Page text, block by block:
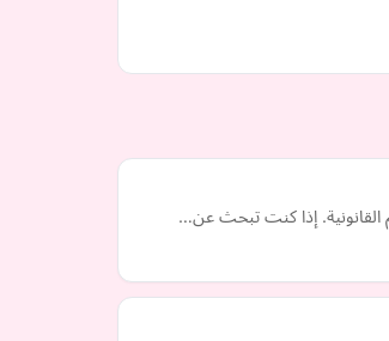
القانونية. إذا كنت تبحث عن…